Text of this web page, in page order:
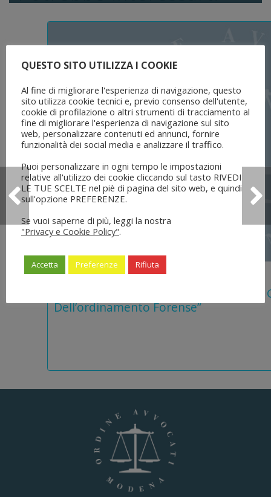
5 Agosto 2026
Legge 28 Luglio 2026 N. 137 “delega
Dell’ordinamento Forense”
QUESTO SITO UTILIZZA I COOKIE
Al fine di migliorare l'esperienza di navigazione, questo
sito utilizza cookie tecnici e, previo consenso dell'utente,
cookie di profilazione o altri strumenti di tracciamento al
fine di migliorare l'esperienza di navigazione sul sito
web, personalizzare contenuti ed annunci, fornire
funzionalità dei social media e analizzare il traffico.
Puoi personalizzare in ogni tempo le impostazioni
relative all'utilizzo dei cookie cliccando sul tasto RIVEDI
LE TUE SCELTE nel piè di pagina del sito web, e quindi
sull'opzione PREFERENZE.
Se vuoi saperne di più, leggi la nostra
"Privacy e Cookie Policy".
Accetta Preferenze Rifiuta